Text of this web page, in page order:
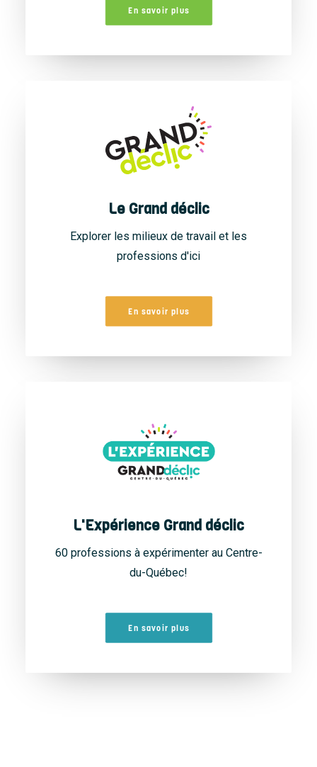
En savoir plus
Le Grand déclic
Explorer les milieux de travail et les
professions d'ici
En savoir plus
L'Expérience Grand déclic
60 professions à expérimenter au Centre-
du-Québec!
En savoir plus